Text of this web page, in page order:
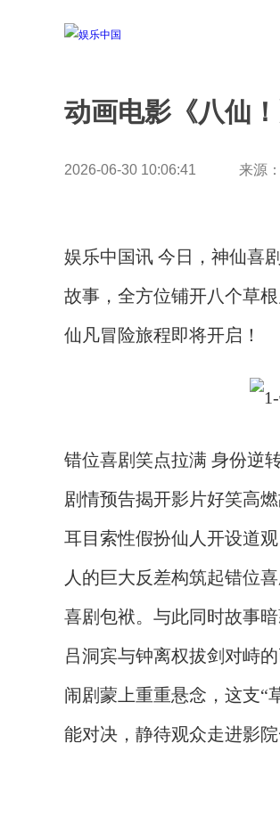
动画电影《八仙
2026-06-30 10:06:41 来源：
娱乐中国讯 今日，神仙喜
故事，全方位铺开八个草
仙凡冒险旅程即将开启！
错位喜剧笑点拉满 身份逆
剧情预告揭开影片好笑高
耳目索性假扮仙人开设道
人的巨大反差构筑起错位
喜剧包袱。与此同时故事
吕洞宾与钟离权拔剑对峙
闹剧蒙上重重悬念，这支“
能对决，静待观众走进影院